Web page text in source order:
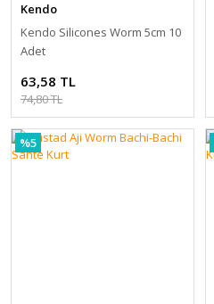
Kendo
Kendo Silicones Worm 5cm 10
Adet
63,58 TL
74,80 TL
%5